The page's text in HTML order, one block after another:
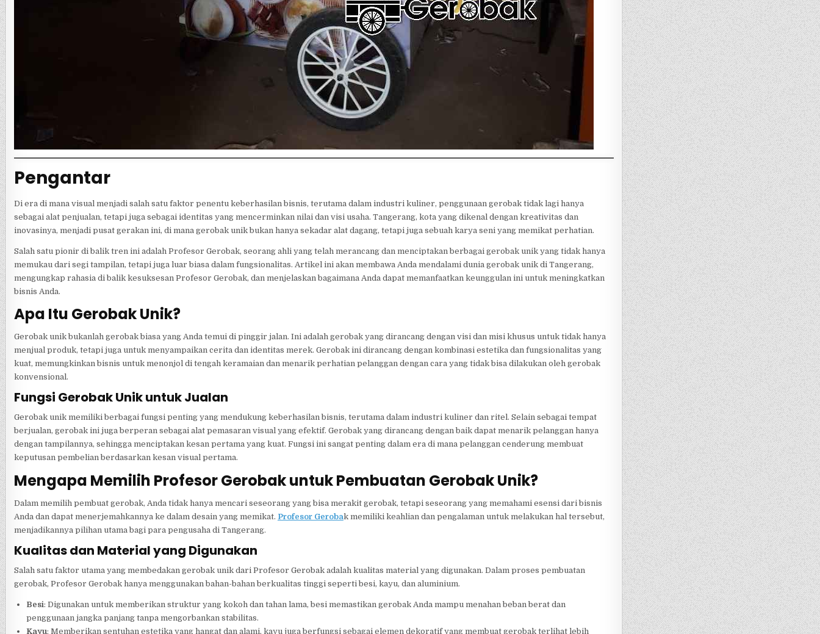
Pengantar
Di era di mana visual menjadi salah satu faktor penentu keberhasilan bisnis, terutama dalam industri kuliner, penggunaan gerobak tidak lagi hanya
sebagai alat penjualan, tetapi juga sebagai identitas yang mencerminkan nilai dan visi usaha. Tangerang, kota yang dikenal dengan kreativitas dan
inovasinya, menjadi pusat gerakan ini, di mana gerobak unik bukan hanya sekadar alat dagang, tetapi juga sebuah karya seni yang memikat perhatian.
Salah satu pionir di balik tren ini adalah Profesor Gerobak, seorang ahli yang telah merancang dan menciptakan berbagai gerobak unik yang tidak hanya
memukau dari segi tampilan, tetapi juga luar biasa dalam fungsionalitas. Artikel ini akan membawa Anda mendalami dunia gerobak unik di Tangerang,
mengungkap rahasia di balik kesuksesan Profesor Gerobak, dan menjelaskan bagaimana Anda dapat memanfaatkan keunggulan ini untuk meningkatkan
bisnis Anda.
Apa Itu Gerobak Unik?
Gerobak unik bukanlah gerobak biasa yang Anda temui di pinggir jalan. Ini adalah gerobak yang dirancang dengan visi dan misi khusus untuk tidak hanya
menjual produk, tetapi juga untuk menyampaikan cerita dan identitas merek. Gerobak ini dirancang dengan kombinasi estetika dan fungsionalitas yang
kuat, memungkinkan bisnis untuk menonjol di tengah keramaian dan menarik perhatian pelanggan dengan cara yang tidak bisa dilakukan oleh gerobak
konvensional.
Fungsi Gerobak Unik untuk Jualan
Gerobak unik memiliki berbagai fungsi penting yang mendukung keberhasilan bisnis, terutama dalam industri kuliner dan ritel. Selain sebagai tempat
berjualan, gerobak ini juga berperan sebagai alat pemasaran visual yang efektif. Gerobak yang dirancang dengan baik dapat menarik pelanggan hanya
dengan tampilannya, sehingga menciptakan kesan pertama yang kuat. Fungsi ini sangat penting dalam era di mana pelanggan cenderung membuat
keputusan pembelian berdasarkan kesan visual pertama.
Mengapa Memilih Profesor Gerobak untuk Pembuatan Gerobak Unik?
Dalam memilih pembuat gerobak, Anda tidak hanya mencari seseorang yang bisa merakit gerobak, tetapi seseorang yang memahami esensi dari bisnis
Anda dan dapat menerjemahkannya ke dalam desain yang memikat. Profesor Gerobak memiliki keahlian dan pengalaman untuk melakukan hal tersebut,
menjadikannya pilihan utama bagi para pengusaha di Tangerang.
Kualitas dan Material yang Digunakan
Salah satu faktor utama yang membedakan gerobak unik dari Profesor Gerobak adalah kualitas material yang digunakan. Dalam proses pembuatan
gerobak, Profesor Gerobak hanya menggunakan bahan-bahan berkualitas tinggi seperti besi, kayu, dan aluminium.
Besi: Digunakan untuk memberikan struktur yang kokoh dan tahan lama, besi memastikan gerobak Anda mampu menahan beban berat dan
penggunaan jangka panjang tanpa mengorbankan stabilitas.
Kayu: Memberikan sentuhan estetika yang hangat dan alami, kayu juga berfungsi sebagai elemen dekoratif yang membuat gerobak terlihat lebih